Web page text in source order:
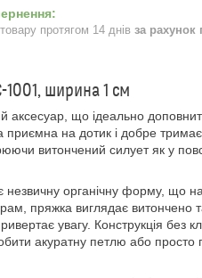
протягом 14 днів за рахунок
1001, ширина 1 см
аксесуар, що ідеально
приємна на дотик і добре
витончений силует як у
органічну форму, що
пряжка виглядає витончено
увагу. Конструкція без
акуратну петлю або просто